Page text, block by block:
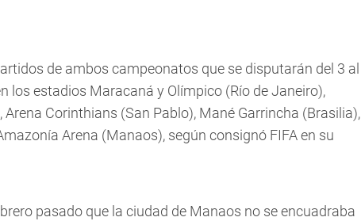
de ambos campeonatos que se disputarán del 3 al
los estadios Maracaná y Olímpico (Río de Janeiro),
Corinthians (San Pablo), Mané Garrincha (Brasilia),
Arena (Manaos), según consignó FIFA en su
pasado que la ciudad de Manaos no se encuadraba